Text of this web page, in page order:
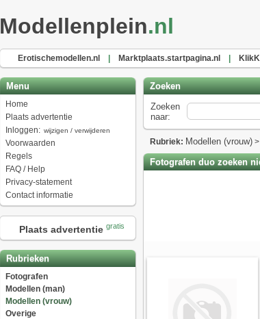
Modellenplein.nl
Erotischemodellen.nl Marktplaats.startpagina.nl
Menu
Home
Plaats advertentie
Inloggen: wijzigen / verwijderen
Voorwaarden
Regels
FAQ / Help
Privacy-statement
Contact informatie
Plaats advertentie gratis
Rubrieken
Fotografen
Modellen (man)
Modellen (vrouw)
Overige
Zoeken
Zoeken
naar:
Rubriek: Modellen (vrouw)>
Fotografen duo zoeken